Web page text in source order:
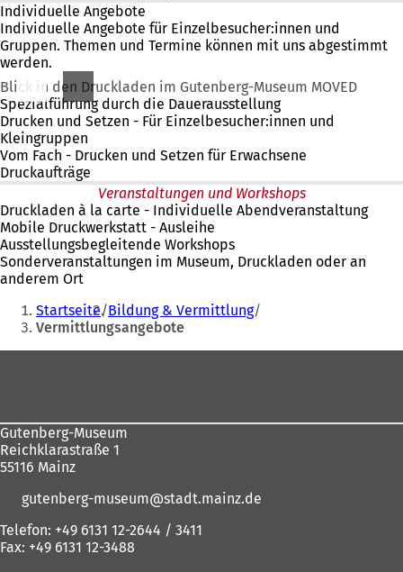
Individuelle Angebote
Individuelle Angebote für Einzelbesucher:innen und
Gruppen. Themen und Termine können mit uns abgestimmt
werden.
Blick in den Druckladen im Gutenberg-Museum MOVED
Spezialführung durch die Dauerausstellung
Drucken und Setzen - Für Einzelbesucher:innen und
Kleingruppen
Vom Fach - Drucken und Setzen für Erwachsene
Druckaufträge
Veranstaltungen und Workshops
Druckladen à la carte - Individuelle Abendveranstaltung
Mobile Druckwerkstatt - Ausleihe
Ausstellungsbegleitende Workshops
Sonderveranstaltungen im Museum, Druckladen oder an
anderem Ort
Sie
befinden
sich
Startseite Bildung & Vermittlung
Vermittlungsangebote
Gutenberg-Museum
Reichklarastraße 1
55116 Mainz
gutenberg-museum
stadt.mainz de
Telefon: +49 6131 12-2644 / 3411
Fax: +49 6131 12-3488